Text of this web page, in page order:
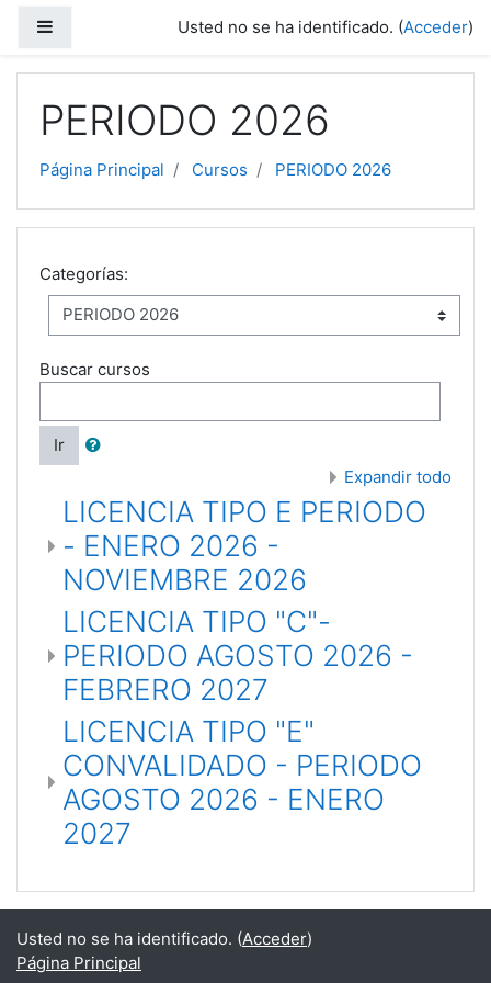
Usted no se ha identificado. (Acceder)
PERIODO 2026
Página Principal Cursos PERIODO 2026
Categorías:
Buscar cursos
Ir
Expandir todo
LICENCIA TIPO E PERIODO
- ENERO 2026 -
NOVIEMBRE 2026
LICENCIA TIPO "C"-
PERIODO AGOSTO 2026 -
FEBRERO 2027
LICENCIA TIPO "E"
CONVALIDADO - PERIODO
AGOSTO 2026 - ENERO
2027
Usted no se ha identificado. (Acceder)
Página Principal